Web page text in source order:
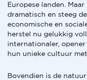
Europese landen.
dramatisch en steeg
economische en
herstel nu gelukkig
internationaler,
hun unieke cultuur
Bovendien is de